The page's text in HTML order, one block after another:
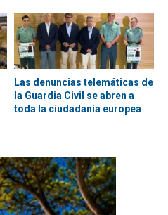
Las denuncias telemáticas de
la Guardia Civil se abren a
toda la ciudadanía europea